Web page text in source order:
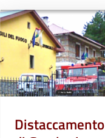
Distaccamento